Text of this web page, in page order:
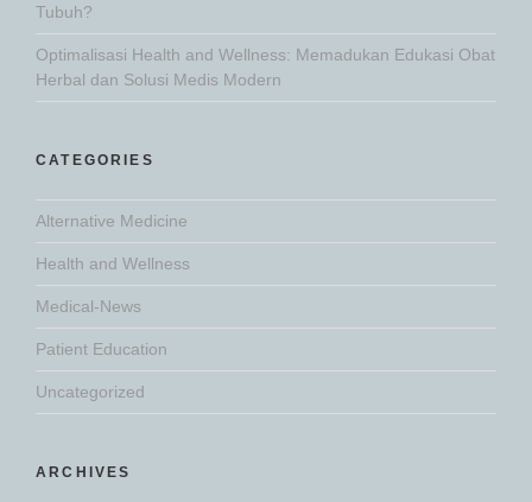
Tubuh?
Optimalisasi Health and Wellness: Memadukan Edukasi Obat
Herbal dan Solusi Medis Modern
CATEGORIES
Alternative Medicine
Health and Wellness
Medical-News
Patient Education
Uncategorized
ARCHIVES